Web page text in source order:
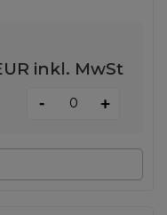
inkl. MwSt
- +